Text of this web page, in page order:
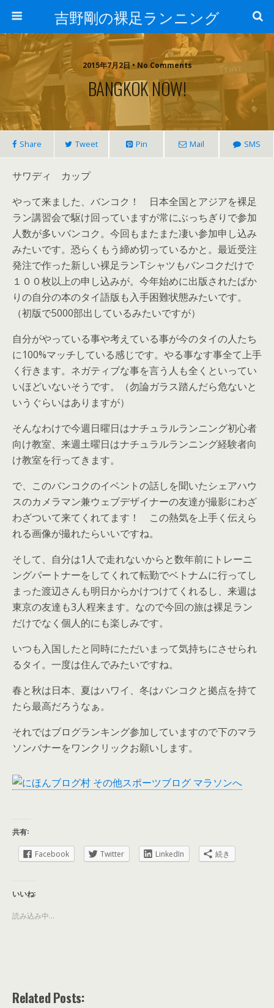
吉野剛の裸足ランニング
2015年7月2日 • No Comments
BANGKOK NOW!
Share Tweet Pin Mail SMS
サワディ カップ
やって来ました、バンコク！ 日本全国とアジアを裸足
ラン講習会で駆け回っていますが常にぶっちぎりで参加
人数が多いバンコク。今回もまたまた凄い参加申し込み
みたいです。恐らくもう締め切っているかと。最近受注
発注で作った新しい裸足ランTシャツもバンコクだけで
１００枚以上の申し込みが。今年始めに出版されたばか
りの自分の本のタイ語版も入手困難状態みたいです。
（初版で5000部出しているみたいですが）
自分がやっている事や考えている事が今のタイの人たち
に100%マッチしている感じです。やる事なす事全て上手
く行きます。ネガティブな事を言う人も全くといってい
いほどいないそうです。（勿論ガラス踏んだら危ないと
いうぐらいはありますが）
そんなわけで今週日曜日はナチュラルランニング初心者
向け教室、来週土曜日はナチュラルランニング経験者向
け教室を行ってきます。
で、このバンコクのイベントの話しを聞いたシェアハウ
スのカメラマン兼ウェブデザイナーの友達が撮影にわざ
わざついて来てくれてます！ この熱気を上手く伝えら
れる画像が撮れたらいいですね。
そして、自分は1人で走れないからと数年前にトレーニ
ングパートナーをしてくれて転勤でベトナムに行ってし
まった渡辺さんも明日からかけつけてくれるし、来週は
東京の友達も3人程来ます。なので今回の旅は裸足ラン
だけでなく個人的にも楽しみです。
いつも入国したと同時にただいまって気持ちにさせられ
るタイ。一度は住んでみたいですね。
春と秋は日本、夏はハワイ、冬はバンコクと拠点を持て
たら最高だろうなぁ。
それではブログランキング参加していますので下のマラ
ソンバナーをワンクリックお願いします。
共有:
Facebook Twitter LinkedIn 続き
いいね:
読み込み中...
Related Posts: